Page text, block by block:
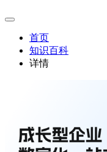
首页
知识百科
详情